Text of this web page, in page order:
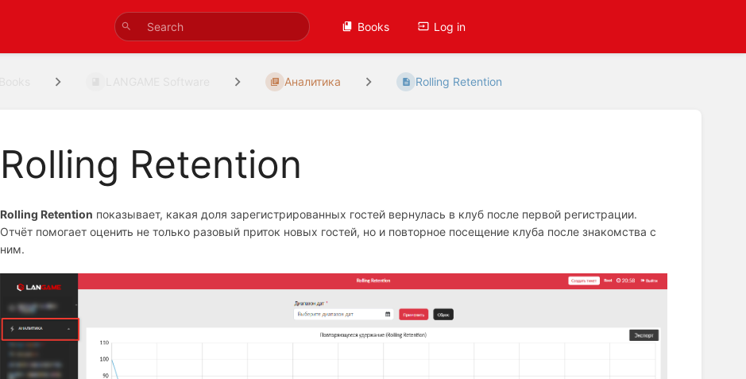
Books Log in
Аналитика Rolling Retention
Rolling Retention
Rolling Retention показывает, какая доля зарегистрированных гостей вернулась в клуб после первой регистрации.
Отчёт помогает оценить не только разовый приток новых гостей, но и повторное посещение клуба после знакомства с
ним.